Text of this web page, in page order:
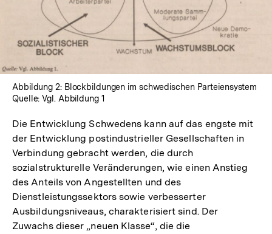
Abbildung 2: Blockbildungen im schwedischen Parteiensystem
Quelle: Vgl. Abbildung 1
Die Entwicklung Schwedens kann auf das engste mit
der Entwicklung postindustrieller Gesellschaften in
Verbindung gebracht werden, die durch
sozialstrukturelle Veränderungen, wie einen Anstieg
des Anteils von Angestellten und des
Dienstleistungssektors sowie verbesserter
Ausbildungsniveaus, charakterisiert sind. Der
Zuwachs dieser „neuen Klasse“, die die